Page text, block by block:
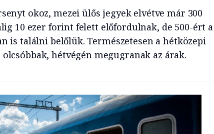
okoz, mezei ülős jegyek elvétve már 300
10 ezer forint felett előfordulnak, de 500-ért a
is találni belőlük. Természetesen a hétközepi
hétvégén megugranak az árak.